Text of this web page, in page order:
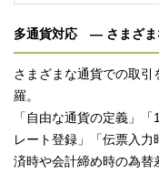
多通貨対応 ― さまざま
さまざまな通貨での取
羅。
「自由な通貨の定義」
レート登録」「伝票入
済時や会計締め時の為替